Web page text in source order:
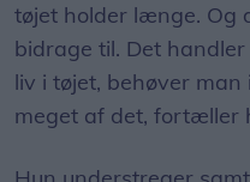
tøjet holder længe. Og
bidrage til. Det
liv i tøjet, behøver man
meget af det, fortæller